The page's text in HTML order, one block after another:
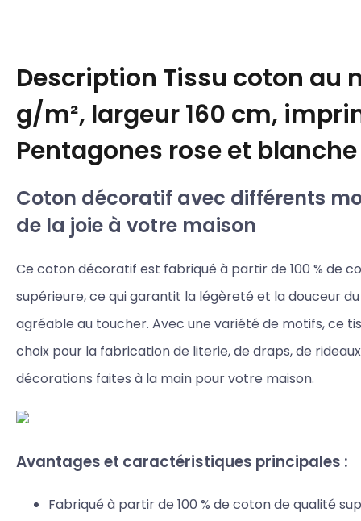
Description Tissu coton au
g/m², largeur 160 cm,
Pentagones rose et blanche
Coton décoratif avec différents
de la joie à votre maison
Ce coton décoratif est fabriqué à partir de 100 % de
supérieure, ce qui garantit la légèreté et la douceur
agréable au toucher. Avec une variété de motifs, ce
choix pour la fabrication de literie, de draps, de
décorations faites à la main pour votre maison.
Avantages et caractéristiques principales :
Fabriqué à partir de 100 % de coton de qualité